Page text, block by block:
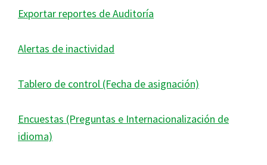
Exportar reportes de Auditoría
Alertas de inactividad
Tablero de control (Fecha de asignación)
Encuestas (Preguntas e Internacionalización de
idioma)